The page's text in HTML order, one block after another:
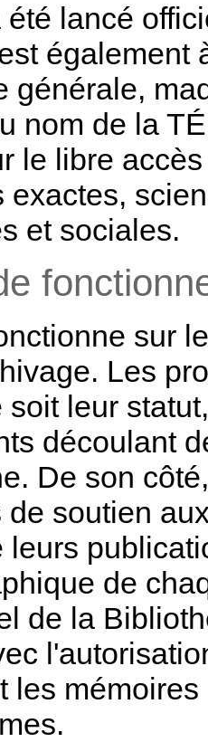
été lancé
également
générale,
nom de la
le libre
exactes,
et sociales.
sur
Les
soit leur
découlant
De son
de soutien
leurs
de
de la
les